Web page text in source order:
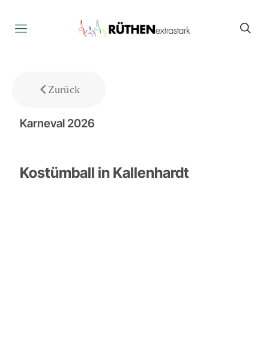
Zurück
Karneval 2026
Kostümball in Kallenhardt